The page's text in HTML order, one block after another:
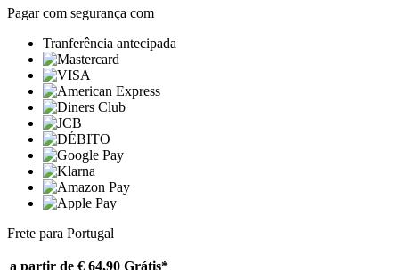
Pagar com segurança com
Tranferência antecipada
Frete para Portugal
a partir de € 64,90 Grátis*